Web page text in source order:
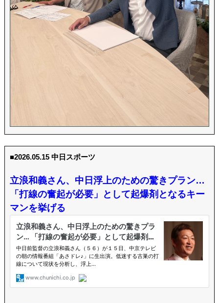
■2026.05.15 中日スポーツ
立浪和義さん、中日浮上のための驚きプラン…
「打線の奮起が必要」として起爆剤となるキー
マンを挙げる